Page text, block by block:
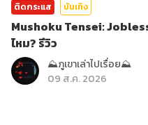
ติดกระแส บันเทิง
Mushoku Tensei:
ไหม? รีวิว
⛰️ภูเขาเล่าไปเรื่อย⛰️
09 ส.ค. 2026